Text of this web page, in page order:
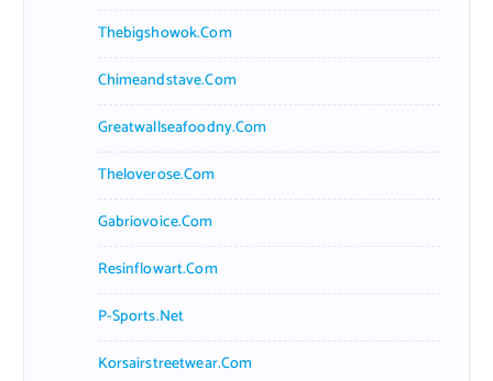
Thebigshowok.com
Chimeandstave.com
Greatwallseafoodny.com
Theloverose.com
Gabriovoice.com
Resinflowart.com
P-Sports.net
Korsairstreetwear.com